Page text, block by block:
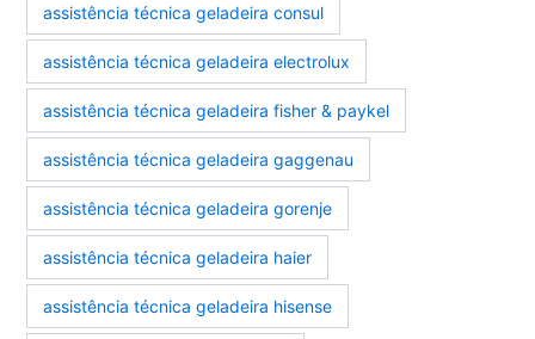
assistência técnica geladeira consul
assistência técnica geladeira electrolux
assistência técnica geladeira fisher & paykel
assistência técnica geladeira gaggenau
assistência técnica geladeira gorenje
assistência técnica geladeira haier
assistência técnica geladeira hisense